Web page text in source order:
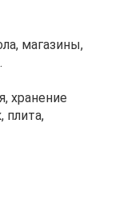
мaгaзины,
хранение
плита,